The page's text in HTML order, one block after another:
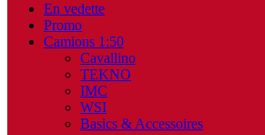
En vedette
Promo
Camions 1:50
Cavallino
TEKNO
IMC
WSI
Basics & Accessoires